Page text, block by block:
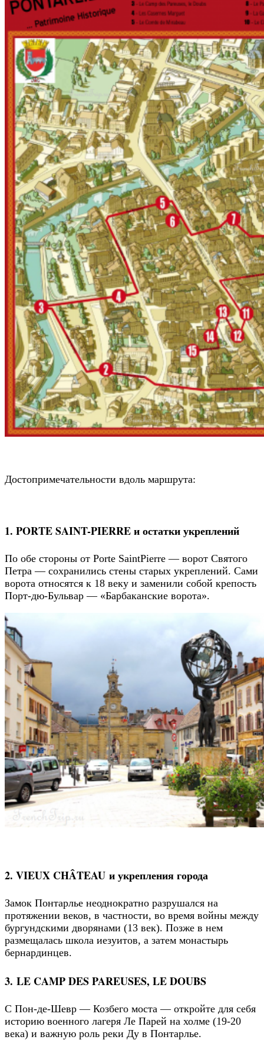
Достопримечательности вдоль маршрута:
1. PORTE SAINT-PIERRE и остатки укреплений
По обе стороны от Porte SaintPierre — ворот Святого
Петра — сохранились стены старых укреплений. Сами
ворота относятся к 18 веку и заменили собой крепость
Порт-дю-Бульвар — «Барбаканские ворота».
2. VIEUX CHÂTEAU и укрепления города
Замок Понтарлье неоднократно разрушался на
протяжении веков, в частности, во время войны между
бургундскими дворянами (13 век). Позже в нем
размещалась школа иезуитов, а затем монастырь
бернардинцев.
3. LE CAMP DES PAREUSES, LE DOUBS
С Пон-де-Шевр — Козбего моста — откройте для себя
историю военного лагеря Ле Парей на холме (19-20
века) и важную роль реки Ду в Понтарлье.